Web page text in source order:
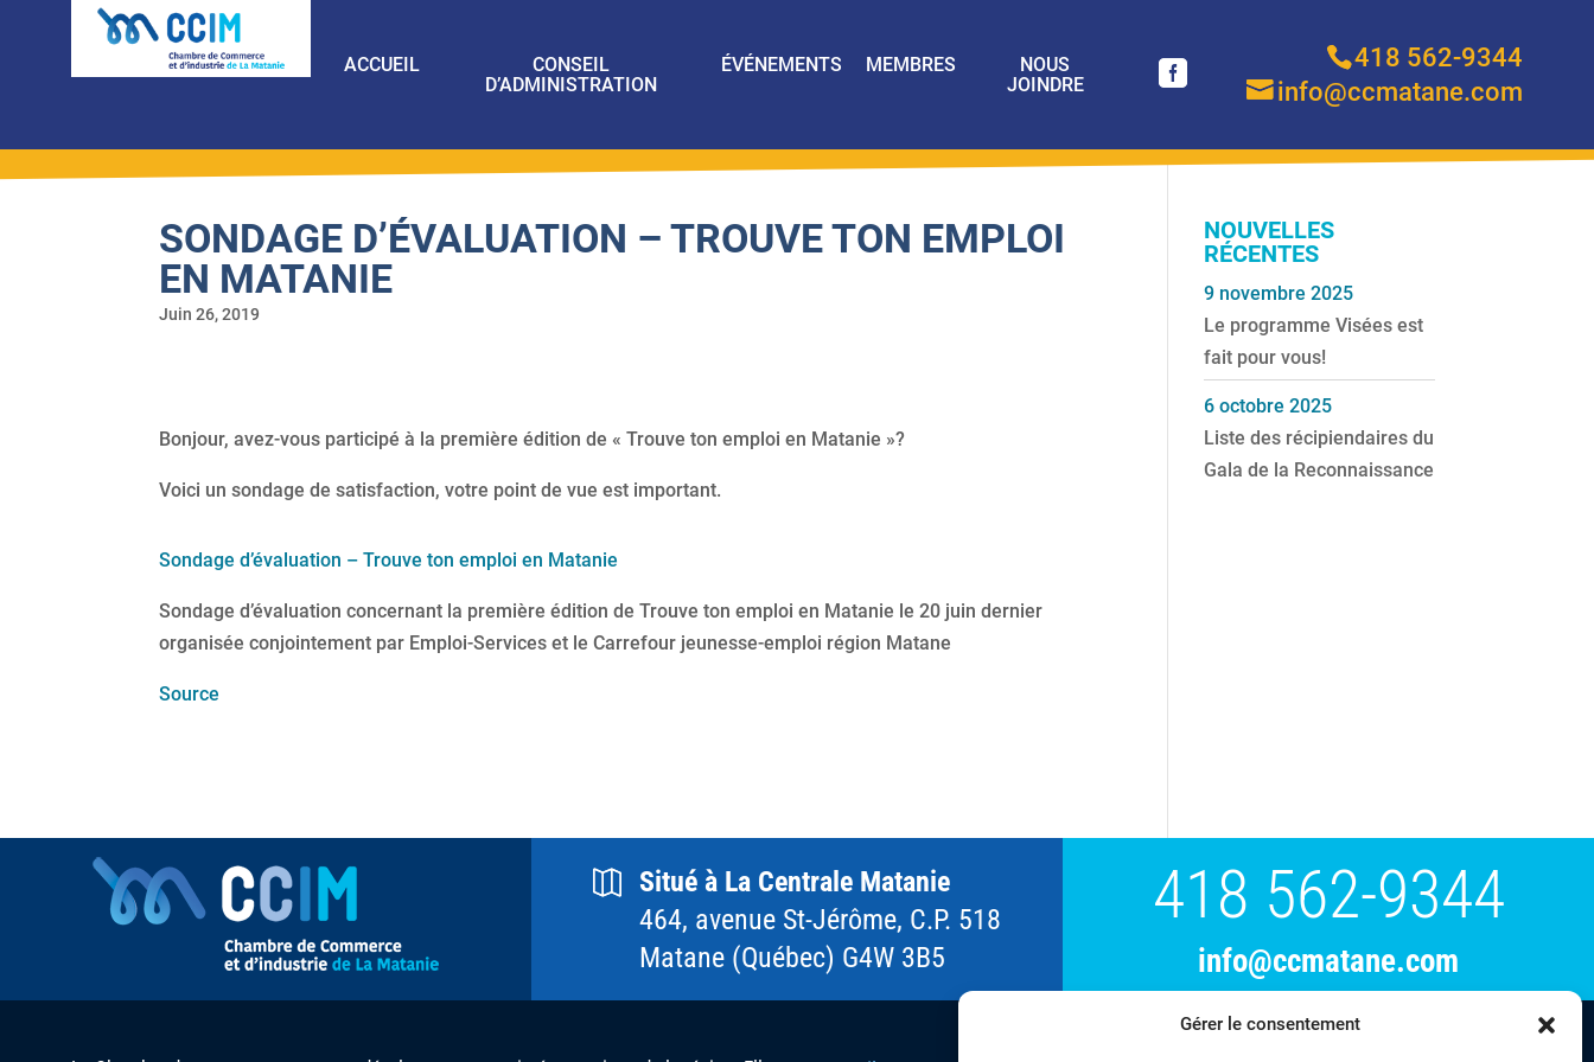
Gérer le consentement
ACCUEIL
CONSEIL
D’ADMINISTRATION
ÉVÉNEMENTS MEMBRES
NOUS
JOINDRE
418 562-9344
info@ccmatane.com
SONDAGE D’ÉVALUATION – TROUVE TON EMPLOI
EN MATANIE
Juin 26, 2019
Bonjour, avez-vous participé à la première édition de « Trouve ton emploi en Matanie »?
Voici un sondage de satisfaction, votre point de vue est important.
Sondage d’évaluation – Trouve ton emploi en Matanie
Sondage d’évaluation concernant la première édition de Trouve ton emploi en Matanie le 20 juin dernier
organisée conjointement par Emploi-Services et le Carrefour jeunesse-emploi région Matane
Source
NOUVELLES
RÉCENTES
Le programme Visées est
fait pour vous!
9 novembre 2025
Liste des récipiendaires du
Gala de la Reconnaissance
6 octobre 2025
Situé à La Centrale Matanie
464, avenue St-Jérôme, C.P. 518
Matane (Québec) G4W 3B5
418 562-9344
info@ccmatane.com